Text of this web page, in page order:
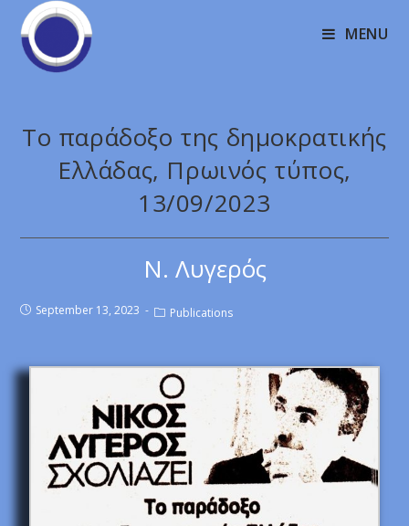
MENU
Το παράδοξο της δημοκρατικής
Ελλάδας, Πρωινός τύπος,
13/09/2023
Ν. Λυγερός
September 13, 2023 Publications